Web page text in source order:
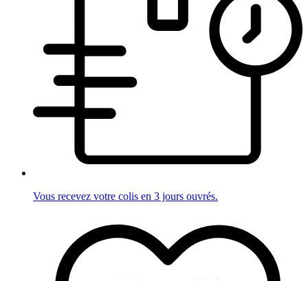
Vous recevez votre colis en 3 jours ouvrés.